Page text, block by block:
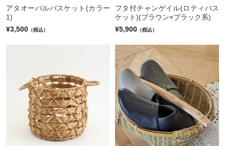
アタオーバルバスケット(カラー
1)
¥3,500 （税込）
フタ付チャンゲイル(ロティバス
ケット)(ブラウン×ブラック系)
¥5,900 （税込）